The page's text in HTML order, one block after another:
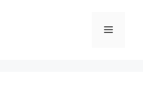
Menu